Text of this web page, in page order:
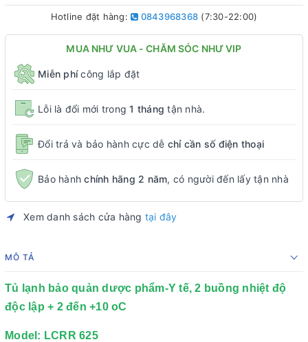
Hotline đặt hàng: 0843968368 (7:30-22:00)
MUA NHƯ VUA - CHĂM SÓC NHƯ VIP
Miễn phícông lắp đặt
Lỗi là đổi mới trong1 tháng tận nhà.
Đổi trả và bảo hành cực dễ chỉ cần số điện thoại
Bảo hànhchính hãng 2 năm, có người đến lấy tận nhà
Xem danh sách cửa hàng tại đây
MÔ TẢ
Tủ lạnh bảo quản dược phẩm-Y tế, 2 buồng nhiệt độ
độc lập + 2 đến +10 oC
Model: LCRR 625